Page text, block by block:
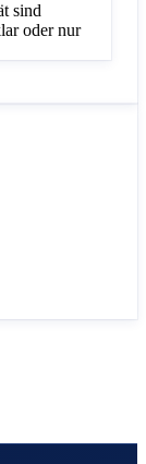
sind
oder nur